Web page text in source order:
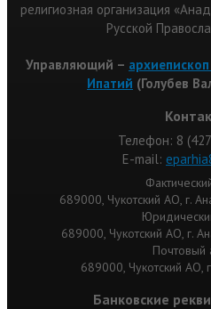
религиозная организация
Русской
Управляющий –
Ипатий (Голубев
Телефон: 8
Е-mail:
689000, Чукотский АО, г.
689000, Чукотский АО, г.
Почтовый
689000, Чукотский
Банковские